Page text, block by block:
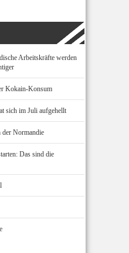
Arbeitskräfte werden
Kokain-Konsum
sich im Juli aufgehellt
Normandie
Das sind die